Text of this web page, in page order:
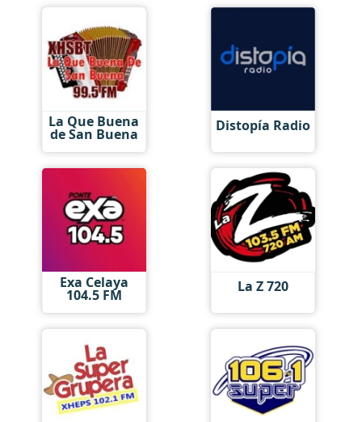
La Que Buena
de San Buena Distopía Radio
Exa Celaya
104.5 FM La Z 720